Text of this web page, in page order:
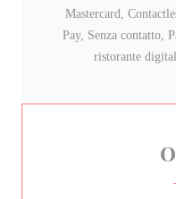
Mastercard,
Pay, Senza contatto,
ristorante